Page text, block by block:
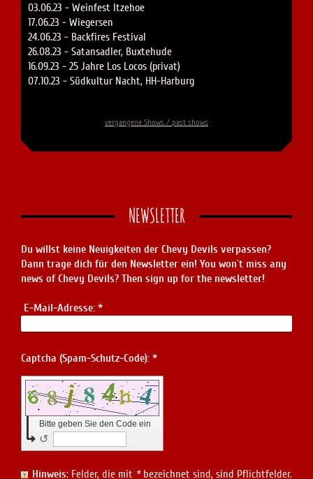
03.06.23 - Weinfest Itzehoe
17.06.23 - Wiegersen
24.06.23 - Backfires Festival
26.08.23 - Satansadler, Buxtehude
16.09.23 - 25 Jahre Los Locos (privat)
07.10.23 - Südkultur Nacht, HH-Harburg
vergangene Shows / past shows
NEWSLETTER
Du willst keine Neuigkeiten der Chevy Devils verpassen?
Dann trage dich für den Newsletter ein! You won´t miss any
news of Chevy Devils? Then sign up for the newsletter!
E-Mail-Adresse:*
Captcha (Spam-Schutz-Code): *
Bitte geben Sie den Code ein
↺
Hinweis : Felder, die mit *bezeichnet sind, sind Pflichtfelder.